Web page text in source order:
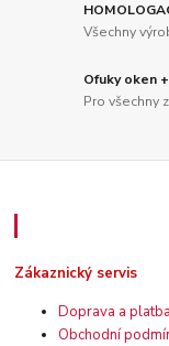
Všechny
Ofuky oken
Pro všechny
Zákaznický servis
Doprava a platba
Obchodní